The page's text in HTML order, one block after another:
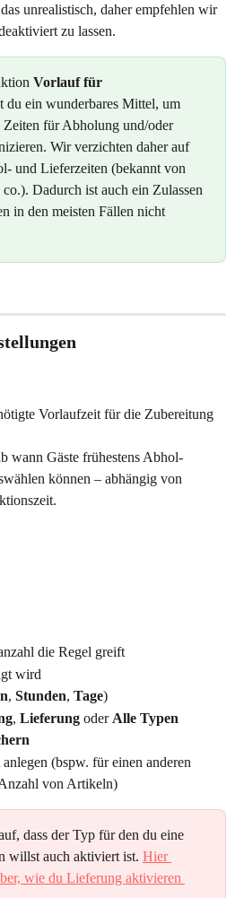
unrealistisch, daher empfehlen wir
zu lassen.
Vorlauf für
du ein wunderbares Mittel, um
Zeiten für Abholung und/oder
Wir verzichten daher auf
und Lieferzeiten (bekannt von
Dadurch ist auch ein Zulassen
in den meisten Fällen nicht
Vorlaufzeit für die Zubereitung
wann Gäste frühestens Abhol-
können – abhängig von
die Regel greift
wird
, Stunden, Tage)
, Lieferung oder Alle Typen
anlegen (bspw. für einen anderen
von Artikeln)
dass der Typ für den du eine
willst auch aktiviert ist. Hier
wie du Lieferung aktivieren